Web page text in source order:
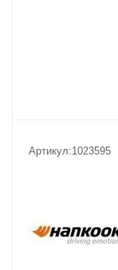
Артикул:1023595